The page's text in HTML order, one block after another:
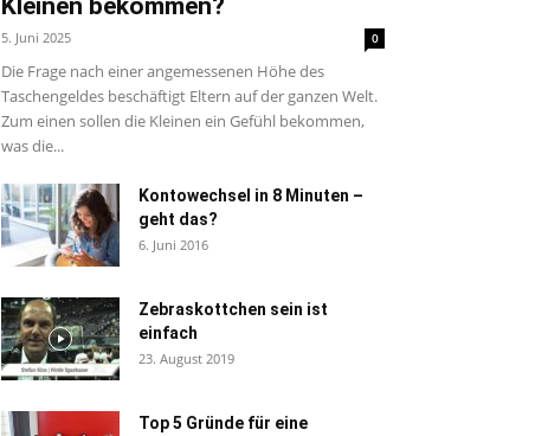
Kleinen bekommen?
5. Juni 2025 0
Die Frage nach einer angemessenen Höhe des
Taschengeldes beschäftigt Eltern auf der ganzen Welt.
Zum einen sollen die Kleinen ein Gefühl bekommen,
was die...
Kontowechsel in 8 Minuten –
geht das?
6. Juni 2016
Zebraskottchen sein ist
einfach
23. August 2019
Top 5 Gründe für eine